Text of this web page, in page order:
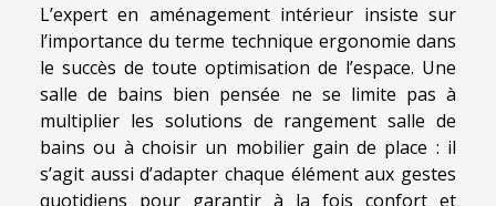
L’expert en aménagement intérieur insiste sur
l’importance du terme technique ergonomie dans
le succès de toute optimisation de l’espace. Une
salle de bains bien pensée ne se limite pas à
multiplier les solutions de rangement salle de
bains ou à choisir un mobilier gain de place : il
s’agit aussi d’adapter chaque élément aux gestes
quotidiens pour garantir à la fois confort et